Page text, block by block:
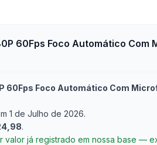
60Fps Foco Automático Com
60Fps Foco Automático Com
1 de Julho de 2026.
.
valor já registrado em nossa base —